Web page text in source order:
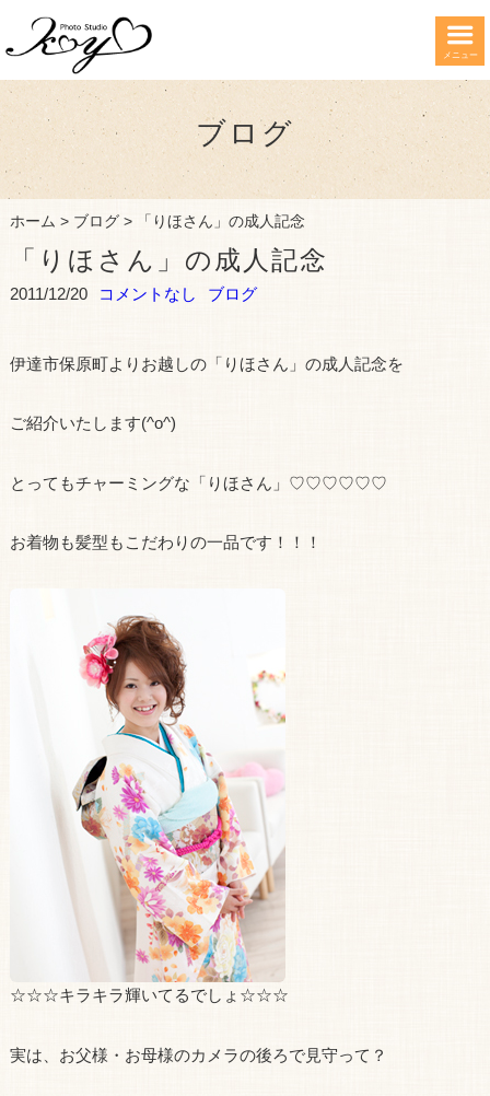
メニュー
ブログ
ホーム > ブログ> 「りほさん」の成人記念
「りほさん」の成人記念
2011/12/20 コメントなし ブログ
伊達市保原町よりお越しの「りほさん」の成人記念を
ご紹介いたします(^o^)
とってもチャーミングな「りほさん」♡♡♡♡♡♡
お着物も髪型もこだわりの一品です！！！
☆☆☆キラキラ輝いてるでしょ☆☆☆
実は、お父様・お母様のカメラの後ろで見守って？